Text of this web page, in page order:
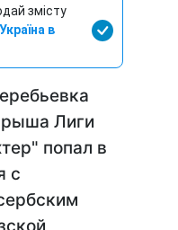
змісту
в
Лиги
попал в
с